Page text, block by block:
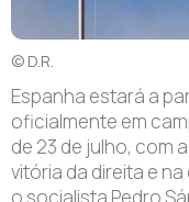
© D.R.
Espanha estará a
oficialmente em
de 23 de julho, com
vitória da direita e